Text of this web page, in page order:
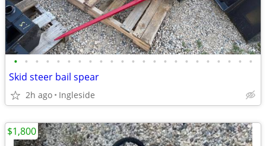
• • • • • • • • • • • • • • • • • • • • • • •
Skid steer bail spear
2h ago Ingleside
$1,800